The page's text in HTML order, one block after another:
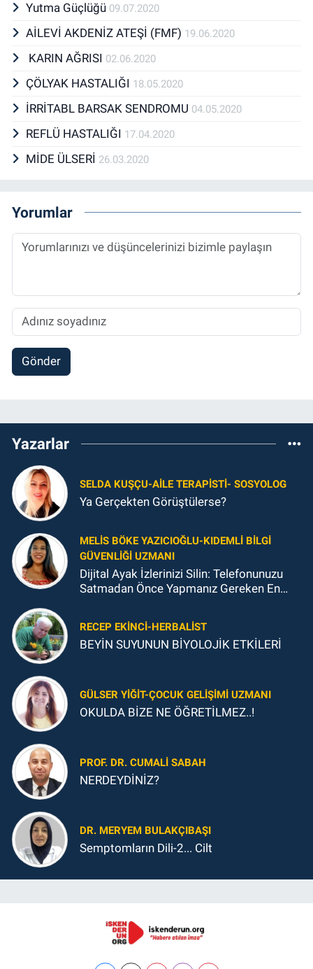
Yutma Güçlüğü 09.07.2020
AİLEVİ AKDENİZ ATEŞİ (FMF) 19.06.2020
KARIN AĞRISI 02.06.2020
ÇÖLYAK HASTALIĞI 18.05.2020
İRRİTABL BARSAK SENDROMU 04.05.2020
REFLÜ HASTALIĞI 17.04.2020
MİDE ÜLSERİ 26.03.2020
Yorumlar
Gönder
Yazarlar
SELDA KUŞÇU-AILE TERAPISTI- SOSYOLOG
Ya Gerçekten Görüştülerse?
MELIS BÖKE YAZICIOĞLU-KIDEMLI BILGI
GÜVENLIĞI UZMANI
Dijital Ayak İzlerinizi Silin: Telefonunuzu
Satmadan Önce Yapmanız Gereken En
RECEP EKINCI-HERBALIST
BEYİN SUYUNUN BİYOLOJİK ETKİLERİ
GÜLSER YIĞIT-ÇOCUK GELIŞIMI UZMANI
OKULDA BİZE NE ÖĞRETİLMEZ..!
PROF. DR. CUMALI SABAH
NERDEYDİNİZ?
DR. MERYEM BULAKÇIBAŞI
Semptomların Dili-2... Cilt